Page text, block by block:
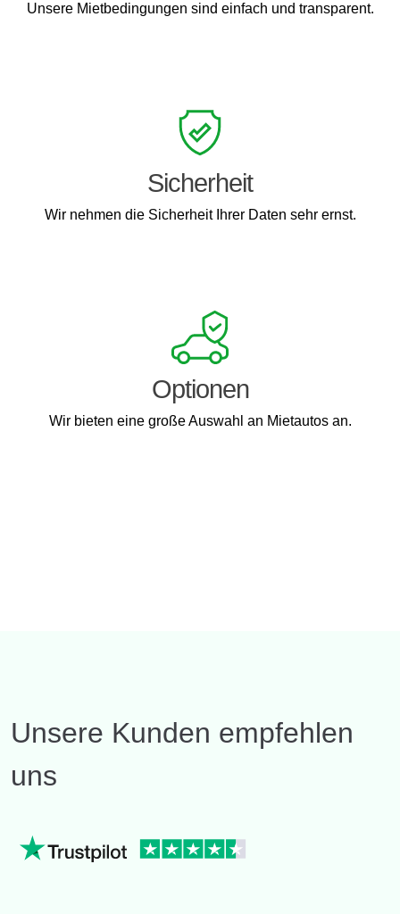
Unsere Mietbedingungen sind einfach und transparent.
Sicherheit
Wir nehmen die Sicherheit Ihrer Daten sehr ernst.
Optionen
Wir bieten eine große Auswahl an Mietautos an.
Unsere Kunden empfehlen
uns